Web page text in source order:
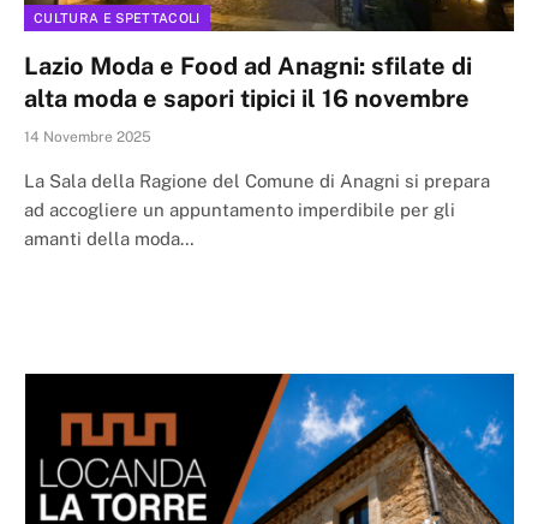
CULTURA E SPETTACOLI
Lazio Moda e Food ad Anagni: sfilate di
alta moda e sapori tipici il 16 novembre
14 Novembre 2025
La Sala della Ragione del Comune di Anagni si prepara
ad accogliere un appuntamento imperdibile per gli
amanti della moda…